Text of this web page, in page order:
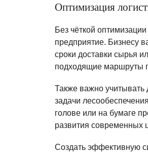
Оптимизация
Без чёткой
предприятие. Бизнесу
сроки доставки сырья
подходящие маршруты
Также важно учитывать
задачи
голове или на бумаге
развития современных
Создать эффективную